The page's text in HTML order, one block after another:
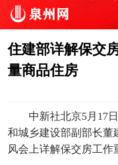
住建部详解保交
量商品住房
中新社北京5月17
和城乡建设部副部长董
风会上详解保交房工作